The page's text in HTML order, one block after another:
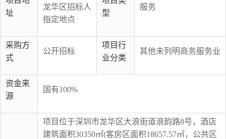
址
龙华区招标人
指定地点
型
服务
采购方
式
公开招标
项目行
业分类
其他未列明商务服务业
资金来
源
国有100%
项目位于深圳市龙华区大浪街道浪韵路8号，酒店
建筑面积30350㎡(客房区面积18657.57㎡，公共区